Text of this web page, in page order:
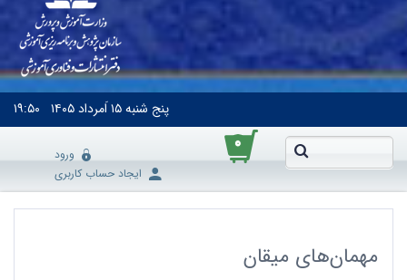
پنج شنبه۱۵ اَمرداد ۱۴۰۵ ۱۹:۵۰
۰
ورود
ایجاد حساب کاربری
مهمان‌های میقان